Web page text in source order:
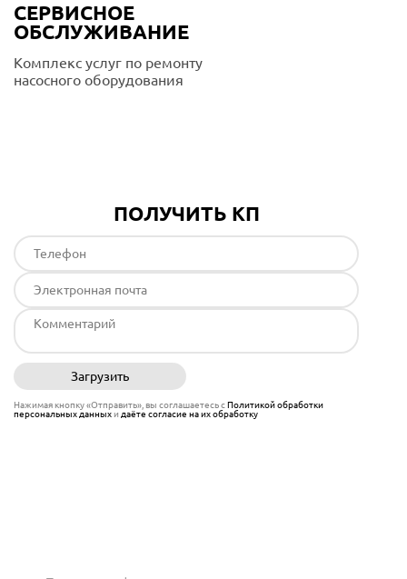
СЕРВИСНОЕ
ОБСЛУЖИВАНИЕ
Комплекс услуг по ремонту
насосного оборудования
ПОЛУЧИТЬ КП
Загрузить
Нажимая кнопку «Отправить», вы соглашаетесь сПолитикой обработки
персональных данныхи даёте согласие на их обработку